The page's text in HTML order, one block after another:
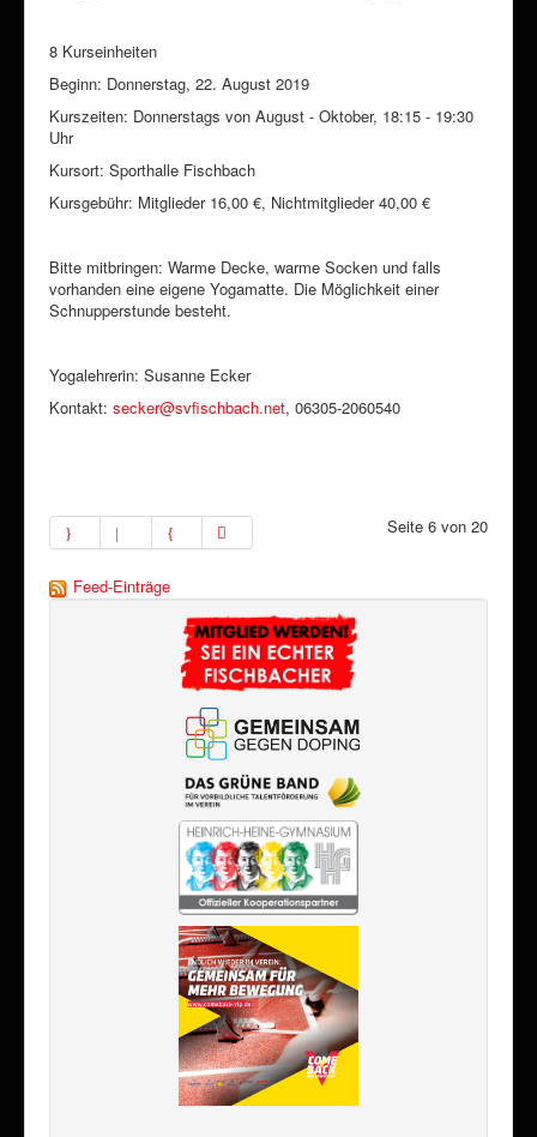
8 Kurseinheiten
Beginn: Donnerstag, 22. August 2019
Kurszeiten: Donnerstags von August - Oktober, 18:15 - 19:30
Uhr
Kursort: Sporthalle Fischbach
Kursgebühr: Mitglieder 16,00 €, Nichtmitglieder 40,00 €
Bitte mitbringen: Warme Decke, warme Socken und falls
vorhanden eine eigene Yogamatte. Die Möglichkeit einer
Schnupperstunde besteht.
Yogalehrerin: Susanne Ecker
Kontakt: secker@svfischbach.net, 06305-2060540
Seite 6 von 20
Feed-Einträge